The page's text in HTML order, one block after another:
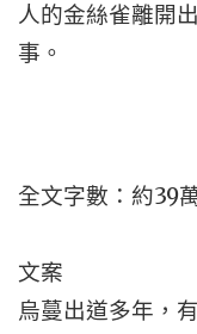
人的金絲雀離開
事。
全文字數：約39
文案
烏蔓出道多年